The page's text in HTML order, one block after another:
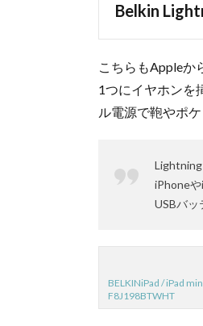
Belkin
こちらもAppleか
1つにイヤホンを
ル電源で鞄やポ
iPhone
USBバッ
BELKINiPad / iPad
F8J198BTWHT